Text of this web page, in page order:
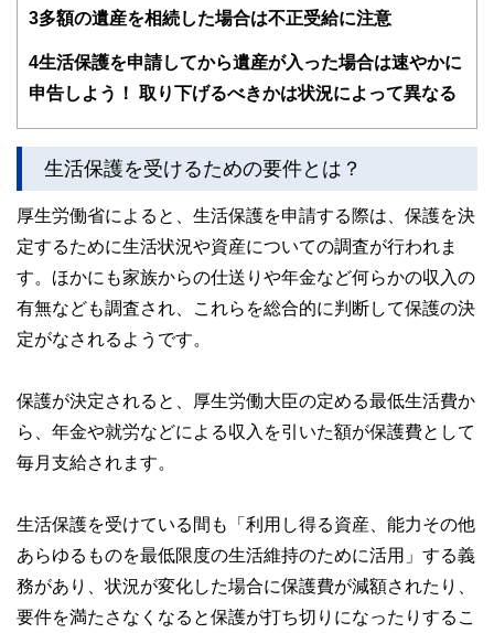
FinancialFieldの特徴は、ファイナンシャルプランナー、弁
護士、税理士、宅地建物取引士、相続診断士、住宅ローンア
ドバイザー、DCプランナー、公認会計士、社会保険労務
士、行政書士、投資アナリスト、キャリアコンサルタントな
ど150名以上の有資格者を執筆者・監修者として迎え、むず
をわかりやすく発信している点です。
このように編集経験豊富なメンバーと金融や経済に精通した
やすさはもちろんのこと、読み応えのあるコンテンツと確か
な情報発信を実現しています。
コンシェルジュを目指します。
3多額の遺産を相続した場合は不正受給に注意
4生活保護を申請してから遺産が入った場合は速やかに
申告しよう！ 取り下げるべきかは状況によって異なる
生活保護を受けるための要件とは？
厚生労働省によると、生活保護を申請する際は、保護を決
定するために生活状況や資産についての調査が行われま
す。ほかにも家族からの仕送りや年金など何らかの収入の
有無なども調査され、これらを総合的に判断して保護の決
定がなされるようです。
保護が決定されると、厚生労働大臣の定める最低生活費か
ら、年金や就労などによる収入を引いた額が保護費として
毎月支給されます。
生活保護を受けている間も「利用し得る資産、能力その他
あらゆるものを最低限度の生活維持のために活用」する義
務があり、状況が変化した場合に保護費が減額されたり、
要件を満たさなくなると保護が打ち切りになったりするこ